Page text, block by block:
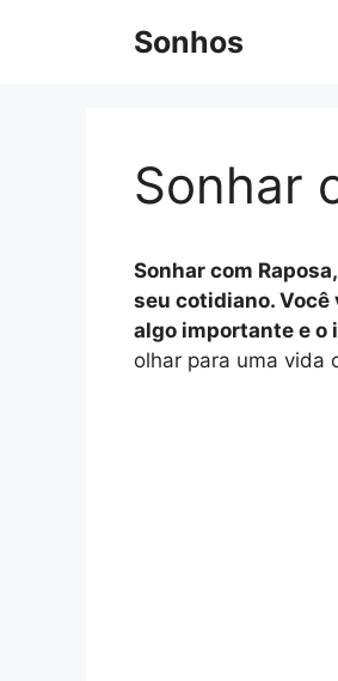
Sonhos
Sonhar
Sonhar com
seu cotidiano.
algo importante e o
olhar para uma vida